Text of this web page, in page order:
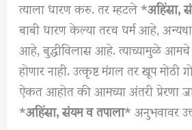
त्याला धारण करु. तर म्हटले *अहिंसा,
बाबी धारण केल्या तरच धर्म आहे,
आहे, बुद्धीविलास आहे. त्याच्यामुळे
होणार नाही. उत्कृष्ट मंगल तर खूप मोठी
ऐकत आहोत की आमच्या अंतरी प्रेरणा
*अहिंसा, संयम व तपाला* अनुभवावर